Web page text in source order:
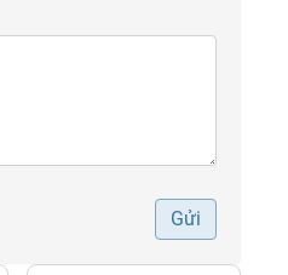
Gửi